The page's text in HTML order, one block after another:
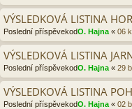
VÝSLEDKOVÁ LISTINA
Poslední příspěvekodO. Hajna « 06
VÝSLEDKOVÁ LISTINA
Poslední příspěvekodO. Hajna « 29
VÝSLEDKOVÁ LISTINA
Poslední příspěvekodO. Hajna « 02